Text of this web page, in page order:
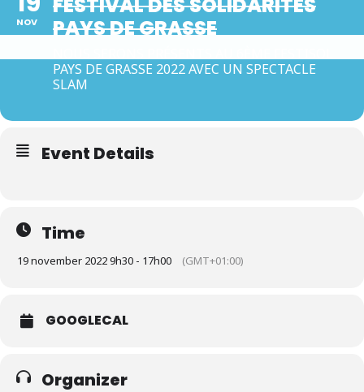
NOV
PAYS DE GRASSE
PAYS DE GRASSE 2022 AVEC UN SPECTACLE
SLAM
Event Details
Time
19 november 2022 9h30 - 17h00 (GMT+01:00)
GOOGLECAL
Organizer